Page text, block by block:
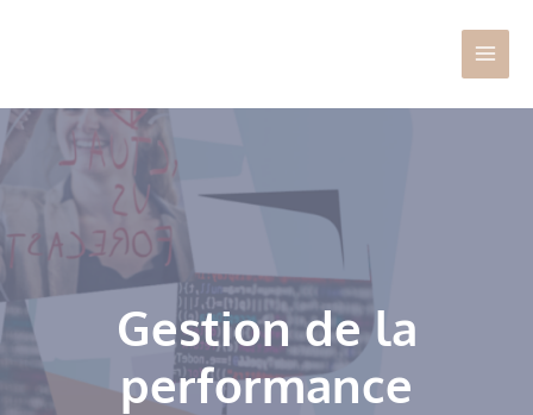
Gestion de la
performance